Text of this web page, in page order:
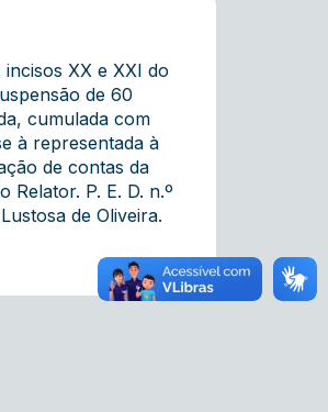
XX e XXI do
de 60
cumulada com
à representada à
de contas da
P. E. D. n.º
de Oliveira.